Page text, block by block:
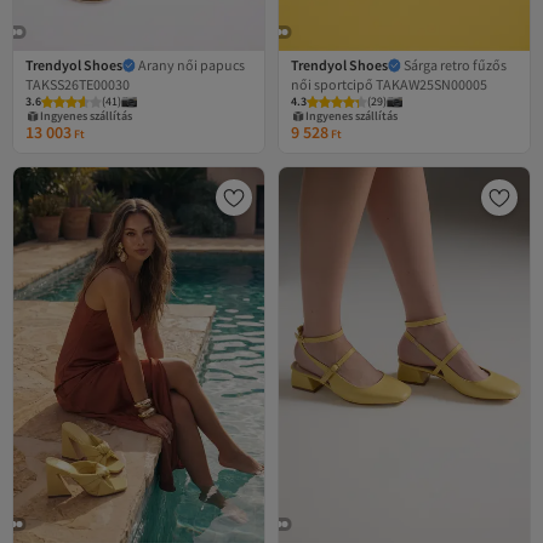
Trendyol Shoes
Arany női papucs
TAKSS26TE00030
3.6 (41)
Ingyenes szállítás
13 003 Ft
Trendyol Shoes
Sárga retro fűzős
női sportcipő TAKAW25SN00005
4.3 (29)
Ingyenes szállítás
9 528 Ft